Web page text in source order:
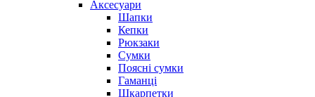
Аксесуари
Шапки
Кепки
Рюкзаки
Сумки
Поясні сумки
Гаманці
Шкарпетки